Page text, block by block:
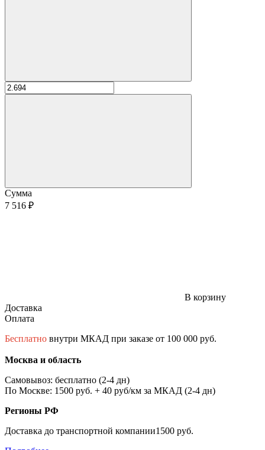
Сумма
7 516 ₽
В корзину
Доставка
Оплата
Бесплатно внутри МКАД при заказе от 100 000 руб.
Москва и область
Самовывоз: бесплатно (2-4 дн)
По Москве: 1500 руб. + 40 руб/км за МКАД (2-4 дн)
Регионы РФ
Доставка до транспортной компании1500 руб.